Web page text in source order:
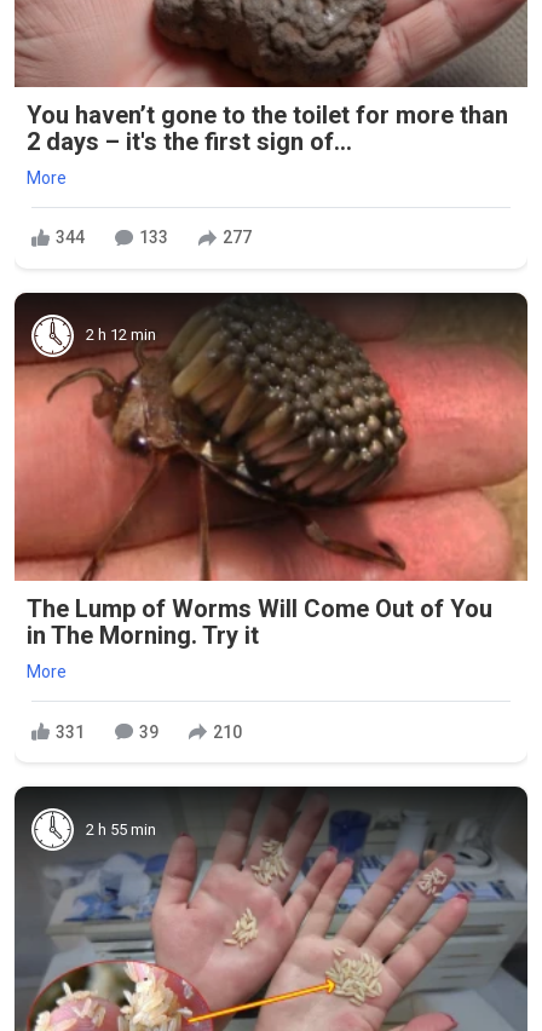
You haven’t gone to the toilet for more than
2 days – it's the first sign of...
More
344 133 277
2 h 12 min
The Lump of Worms Will Come Out of You
in The Morning. Try it
More
331 39 210
2 h 55 min